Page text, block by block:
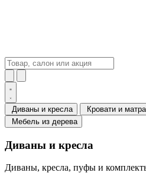
Диваны и кресла Кровати и
Мебель из дерева
Диваны и кресла
Диваны, кресла, пуфы и